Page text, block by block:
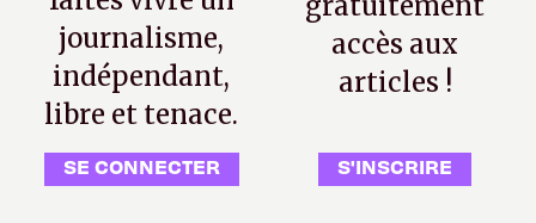
journalisme,
indépendant,
libre et tenace.
SE CONNECTER
accès aux
articles !
S'INSCRIRE